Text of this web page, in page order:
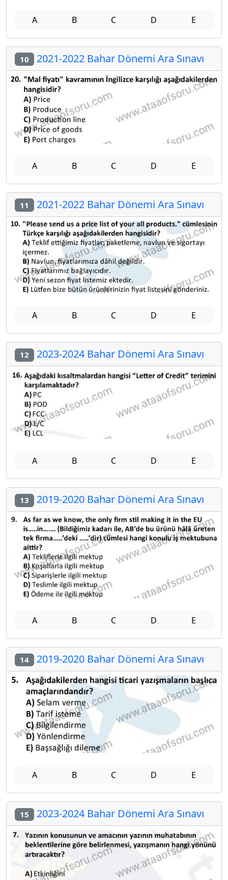
A B C D E
10 2021-2022 Bahar Dönemi Ara Sınavı
A B C D E
11 2021-2022 Bahar Dönemi Ara Sınavı
A B C D E
12 2023-2024 Bahar Dönemi Ara Sınavı
A B C D E
13 2019-2020 Bahar Dönemi Ara Sınavı
A B C D E
14 2019-2020 Bahar Dönemi Ara Sınavı
A B C D E
15 2023-2024 Bahar Dönemi Ara Sınavı